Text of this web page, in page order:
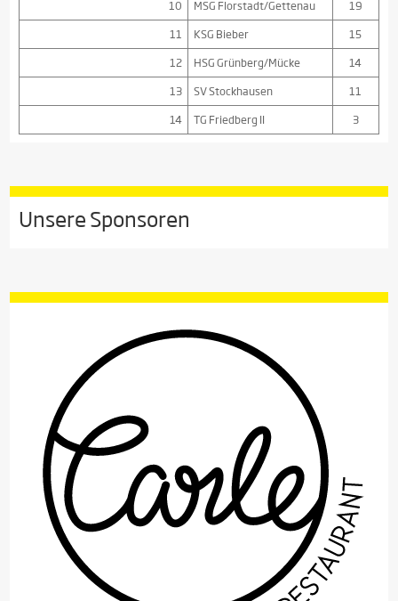
10
MSG Florstadt/Gettenau
19
11
KSG Bieber
15
12
HSG Grünberg/Mücke
14
13
SV Stockhausen
11
14
TG Friedberg II 3
Unsere Sponsoren